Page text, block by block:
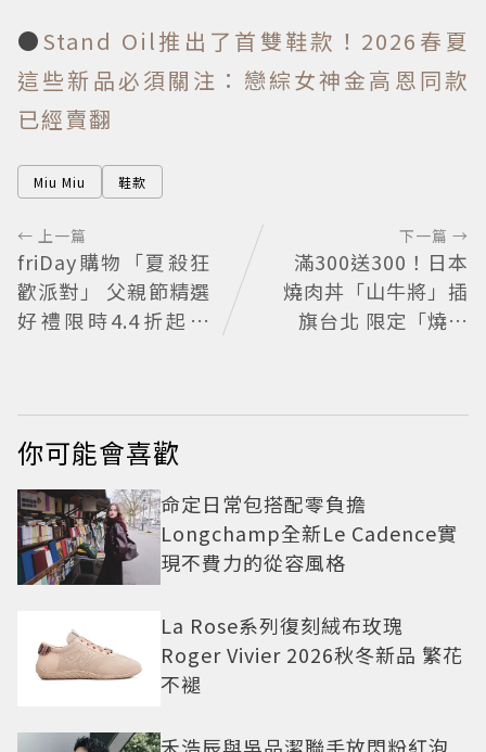
●Stand Oil推出了首雙鞋款！2026春夏
這些新品必須關注：戀綜女神金高恩同款
已經賣翻
Miu Miu 鞋款
← 上一篇
friDay購物「夏殺狂
歡派對」 父親節精選
好禮限時4.4折起、
下一篇 →
滿300送300！日本
燒肉丼「山牛將」插
旗台北 限定「燒肉
你可能會喜歡
命定日常包搭配零負擔
Longchamp全新Le Cadence實
現不費力的從容風格
La Rose系列復刻絨布玫瑰
Roger Vivier 2026秋冬新品 繁花
不褪